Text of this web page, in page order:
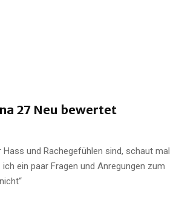
27 Neu bewertet
und Rachegefühlen sind, schaut mal
ich ein paar Fragen und Anregungen zum